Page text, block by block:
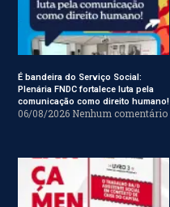
É bandeira do Serviço Social:
Plenária FNDC fortalece luta pela
comunicação como direito humano!
06/08/2026 Nenhum comentário